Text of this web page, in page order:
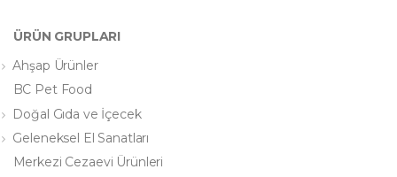
ÜRÜN GRUPLARI
Ahşap Ürünler
BC Pet Food
Doğal Gıda ve İçecek
Geleneksel El Sanatları
Merkezi Cezaevi Ürünleri